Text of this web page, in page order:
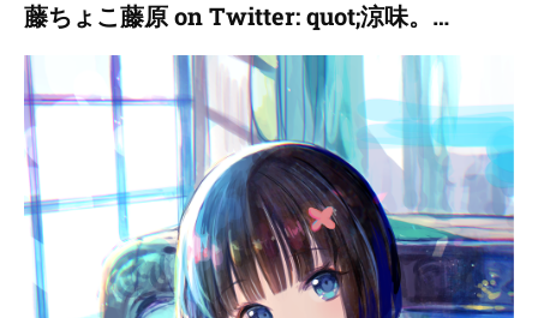
藤ちょこ藤原 on Twitter: quot;涼味。…